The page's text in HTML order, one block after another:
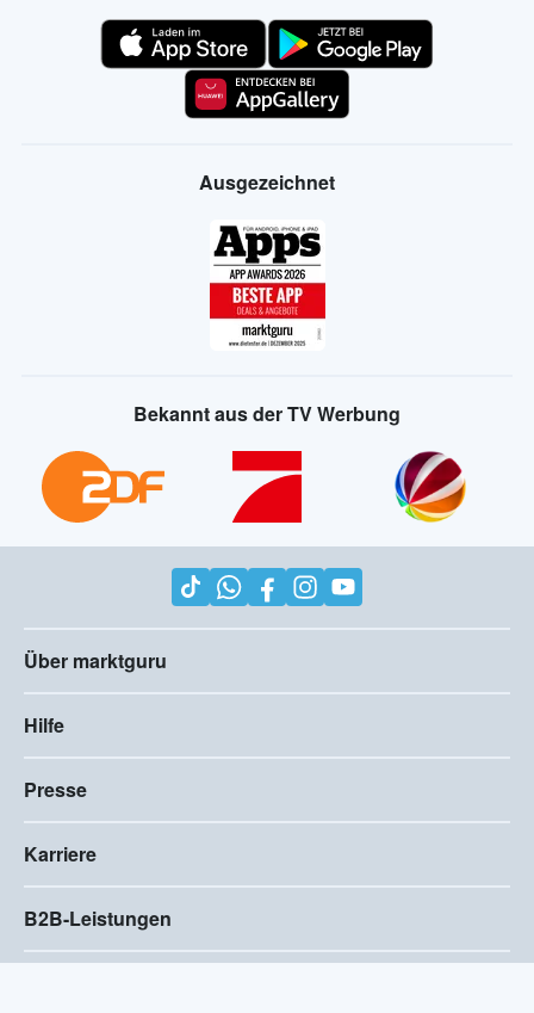
Ausgezeichnet
Bekannt aus der TV Werbung
Über marktguru
Hilfe
Presse
Karriere
B2B-Leistungen